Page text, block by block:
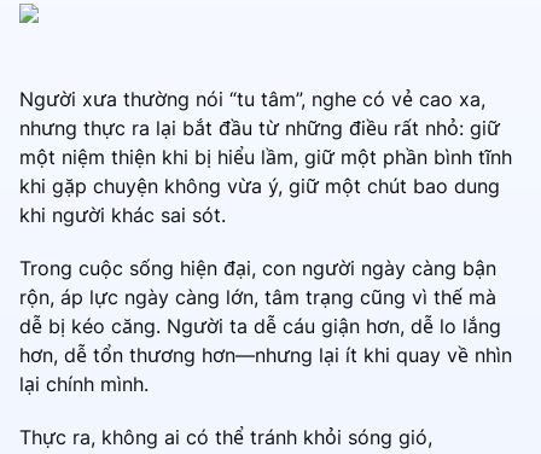
Người xưa thường nói “tu tâm”, nghe có vẻ cao xa,
nhưng thực ra lại bắt đầu từ những điều rất nhỏ: giữ
một niệm thiện khi bị hiểu lầm, giữ một phần bình tĩnh
khi gặp chuyện không vừa ý, giữ một chút bao dung
khi người khác sai sót.
Trong cuộc sống hiện đại, con người ngày càng bận
rộn, áp lực ngày càng lớn, tâm trạng cũng vì thế mà
dễ bị kéo căng. Người ta dễ cáu giận hơn, dễ lo lắng
hơn, dễ tổn thương hơn—nhưng lại ít khi quay về nhìn
lại chính mình.
Thực ra, không ai có thể tránh khỏi sóng gió,